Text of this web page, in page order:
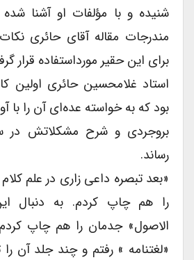
شنیده و با مؤلفات او آشنا شده
مندرجات مقاله آقاى حائرى
براى این حقیر مورداستفاده قرار
استاد غلامحسین حائرى اولین
بود که به خواسته عده‌ای آن را با
رساند.
«بعد تبصره داعى زارى در علم
را هم چاپ کردم. به دنبال
الاصول» جدمان را هم چاپ
«لغتنامه » رفتم و چند جلد آن را